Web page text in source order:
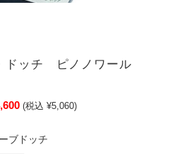
ドッチ ピノノワール
(税込 ¥5,060)
ブドッチ